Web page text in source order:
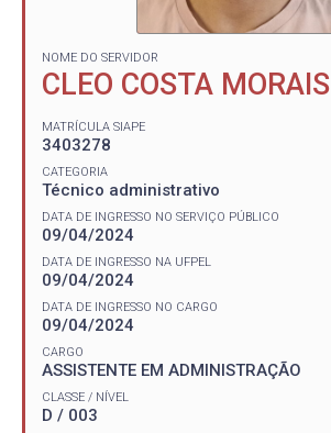
NOME DO SERVIDOR
CLEO COSTA MORAIS
MATRÍCULA SIAPE
3403278
CATEGORIA
Técnico administrativo
DATA DE INGRESSO NO SERVIÇO PÚBLICO
09/04/2024
DATA DE INGRESSO NA UFPEL
09/04/2024
DATA DE INGRESSO NO CARGO
09/04/2024
CARGO
ASSISTENTE EM ADMINISTRAÇÃO
CLASSE / NÍVEL
D / 003